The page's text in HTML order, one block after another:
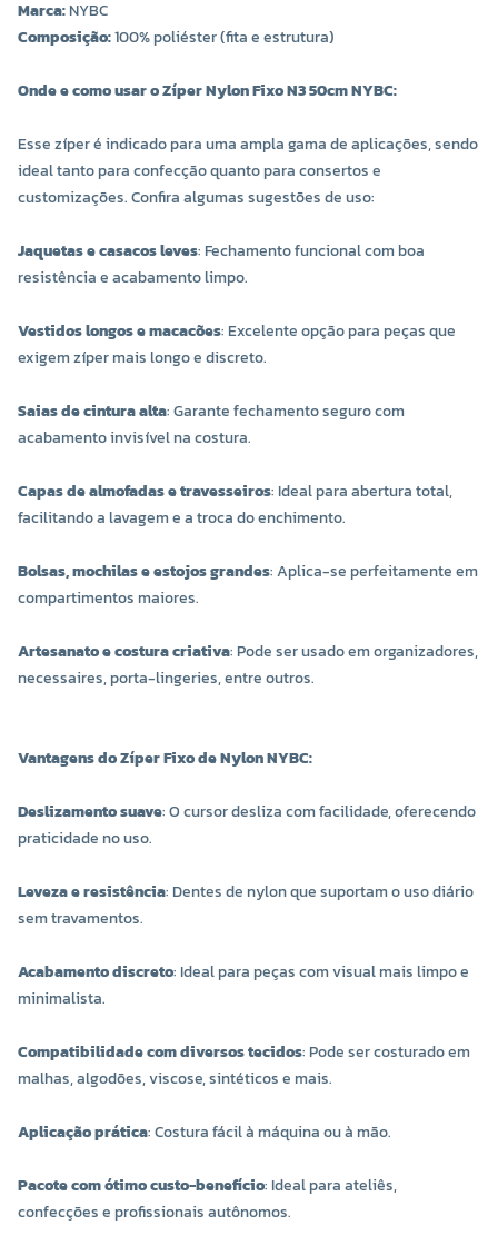
Marca:NYBC
Composição:100% poliéster (fita e estrutura)
Onde e como usar o Zíper Nylon Fixo N3 50cm NYBC:
Esse zíper é indicado para uma ampla gama de aplicações, sendo
ideal tanto para confecção quanto para consertos e
customizações. Confira algumas sugestões de uso:
Jaquetas e casacos leves: Fechamento funcional com boa
resistência e acabamento limpo.
Vestidos longos e macacões: Excelente opção para peças que
exigem zíper mais longo e discreto.
Saias de cintura alta: Garante fechamento seguro com
acabamento invisível na costura.
Capas de almofadas e travesseiros: Ideal para abertura total,
facilitando a lavagem e a troca do enchimento.
Bolsas, mochilas e estojos grandes: Aplica-se perfeitamente em
compartimentos maiores.
Artesanato e costura criativa: Pode ser usado em organizadores,
necessaires, porta-lingeries, entre outros.
Vantagens do Zíper Fixo de Nylon NYBC:
Deslizamento suave: O cursor desliza com facilidade, oferecendo
praticidade no uso.
Leveza e resistência: Dentes de nylon que suportam o uso diário
sem travamentos.
Acabamento discreto: Ideal para peças com visual mais limpo e
minimalista.
Compatibilidade com diversos tecidos: Pode ser costurado em
malhas, algodões, viscose, sintéticos e mais.
Aplicação prática: Costura fácil à máquina ou à mão.
Pacote com ótimo custo-benefício: Ideal para ateliês,
confecções e profissionais autônomos.